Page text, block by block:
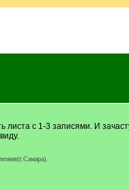
с 1-3 записями. И